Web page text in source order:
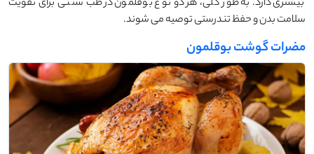
بیشتری دارد. به طور کلی، هر دو نوع بوقلمون در طب سنتی برای تقویت
سلامت بدن و حفظ تندرستی توصیه می‌ شوند.
مضرات گوشت بوقلمون